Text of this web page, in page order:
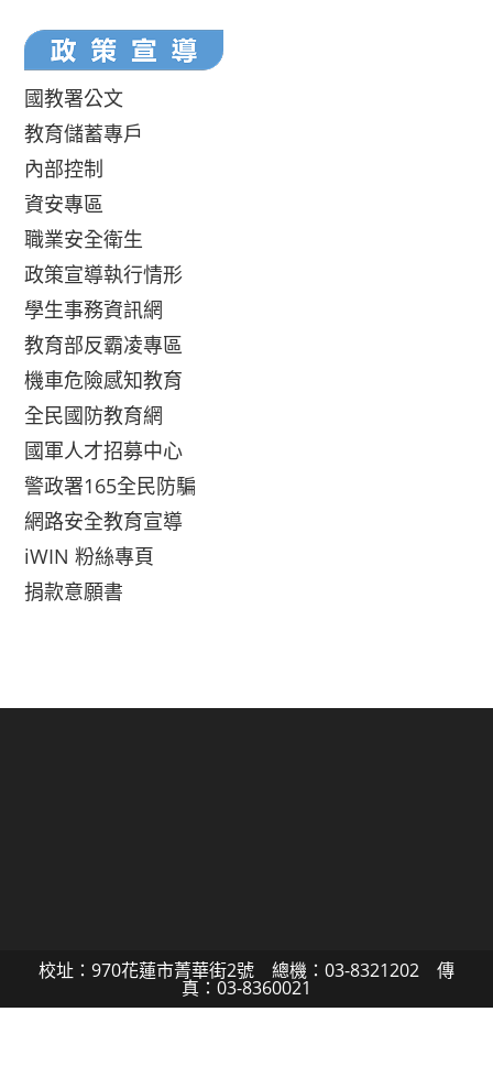
國教署公文
教育儲蓄專戶
內部控制
資安專區
職業安全衛生
政策宣導執行情形
學生事務資訊網
教育部反霸凌專區
機車危險感知教育
全民國防教育網
國軍人才招募中心
警政署165全民防騙
網路安全教育宣導
iWIN 粉絲專頁
捐款意願書
校址：970花蓮市菁華街2號 總機：03-8321202 傳
真：03-8360021